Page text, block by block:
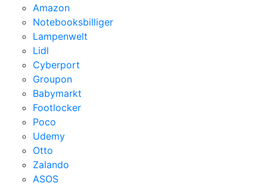
Amazon
Notebooksbilliger
Lampenwelt
Lidl
Cyberport
Groupon
Babymarkt
Footlocker
Poco
Udemy
Otto
Zalando
ASOS